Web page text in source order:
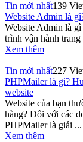
Tin mới nhất139
Website Admin là
Website Admin là
trình vận hành
Xem thêm
Tin mới nhất227
PHPMailer là gì?
website
Website của bạn
hàng? Đối với các
PHPMailer là giải ...
Xem thêm